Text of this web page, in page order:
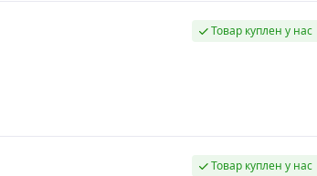
Товар куплен у нас
Товар куплен у нас